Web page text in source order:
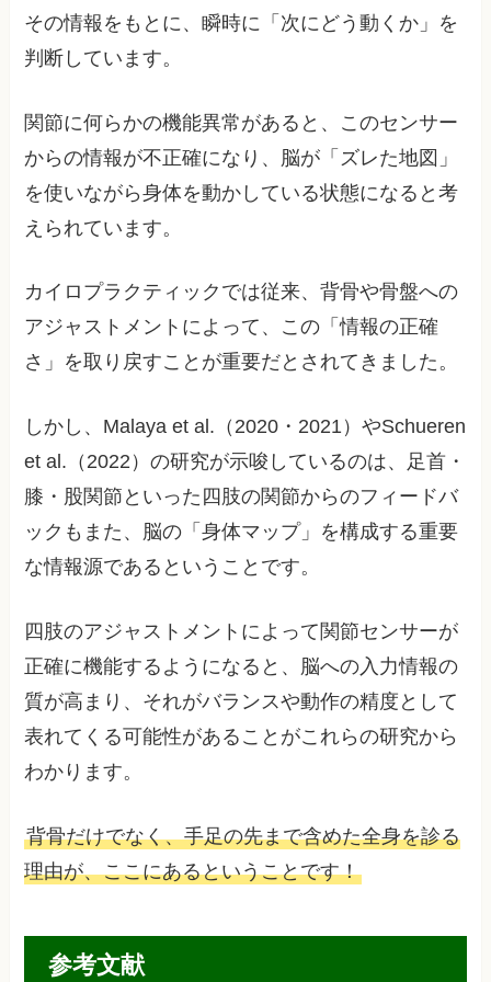
その情報をもとに、瞬時に「次にどう動くか」を
判断しています。
関節に何らかの機能異常があると、このセンサー
からの情報が不正確になり、脳が「ズレた地図」
を使いながら身体を動かしている状態になると考
えられています。
カイロプラクティックでは従来、背骨や骨盤への
アジャストメントによって、この「情報の正確
さ」を取り戻すことが重要だとされてきました。
しかし、Malaya et al.（2020・2021）やSchueren
et al.（2022）の研究が示唆しているのは、足首・
膝・股関節といった四肢の関節からのフィードバ
ックもまた、脳の「身体マップ」を構成する重要
な情報源であるということです。
四肢のアジャストメントによって関節センサーが
正確に機能するようになると、脳への入力情報の
質が高まり、それがバランスや動作の精度として
表れてくる可能性があることがこれらの研究から
わかります。
背骨だけでなく、手足の先まで含めた全身を診る
理由が、ここにあるということです！
参考文献